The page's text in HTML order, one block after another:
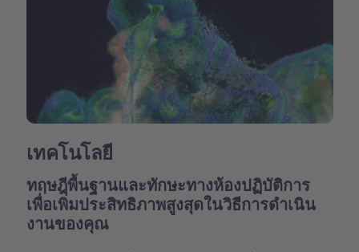
เทคโนโลยี
ทฤษฎีพื้นฐานและทักษะทางห้องปฏิบัติการ
เพื่อเพิ่มประสิทธิภาพสูงสุดในวิธีการดำเนิน
งานของคุณ